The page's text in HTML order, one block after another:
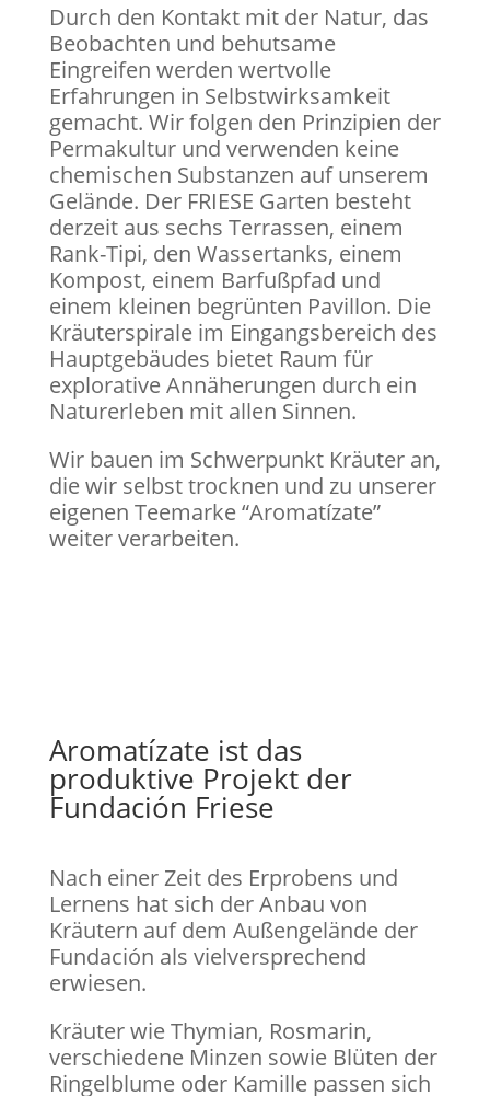
Durch den Kontakt mit der Natur, das
Beobachten und behutsame
Eingreifen werden wertvolle
Erfahrungen in Selbstwirksamkeit
gemacht. Wir folgen den Prinzipien der
Permakultur und verwenden keine
chemischen Substanzen auf unserem
Gelände. Der FRIESE Garten besteht
derzeit aus sechs Terrassen, einem
Rank-Tipi, den Wassertanks, einem
Kompost, einem Barfußpfad und
einem kleinen begrünten Pavillon. Die
Kräuterspirale im Eingangsbereich des
Hauptgebäudes bietet Raum für
explorative Annäherungen durch ein
Naturerleben mit allen Sinnen.
Wir bauen im Schwerpunkt Kräuter an,
die wir selbst trocknen und zu unserer
eigenen Teemarke “Aromatízate”
weiter verarbeiten.
Aromatízate ist das
produktive Projekt der
Fundación Friese
Nach einer Zeit des Erprobens und
Lernens hat sich der Anbau von
Kräutern auf dem Außengelände der
Fundación als vielversprechend
erwiesen.
Kräuter wie Thymian, Rosmarin,
verschiedene Minzen sowie Blüten der
Ringelblume oder Kamille passen sich